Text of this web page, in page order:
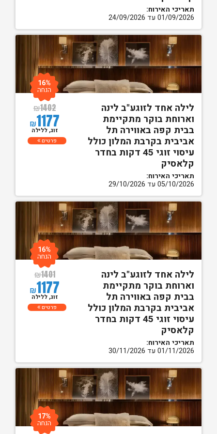
תאריכי האירוח:
01/09/2026 עד 24/09/2026
לילה אחד לזוגע"ב לינה
וארוחת בוקר מתקיימת
בבית קפה באווירה תל
אביבית בקרבת המלון כולל
עיסוי זוגי 45 דקות בחדר
קלאסיק
תאריכי האירוח:
05/10/2026 עד 29/10/2026
₪1402
₪1177
16%
הנחה
זוג, ללילה
פרטים
לילה אחד לזוגע"ב לינה
וארוחת בוקר מתקיימת
בבית קפה באווירה תל
אביבית בקרבת המלון כולל
עיסוי זוגי 45 דקות בחדר
קלאסיק
תאריכי האירוח:
01/11/2026 עד 30/11/2026
₪1401
₪1177
16%
הנחה
זוג, ללילה
פרטים
17%
הנחה